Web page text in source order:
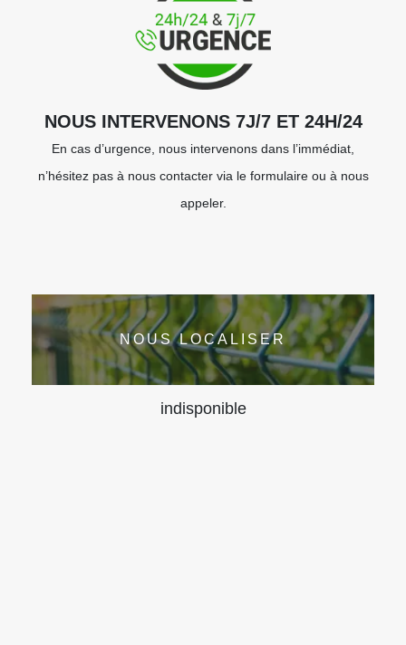
NOUS INTERVENONS 7J/7 ET 24H/24
En cas d’urgence, nous intervenons dans l’immédiat,
n’hésitez pas à nous contacter via le formulaire ou à nous
appeler.
NOUS LOCALISER
indisponible